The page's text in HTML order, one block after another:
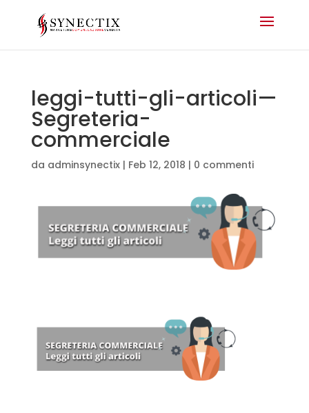
leggi-tutti-gli-articoli—
Segreteria-
commerciale
da adminsynectix| Feb 12, 2018 | 0 commenti